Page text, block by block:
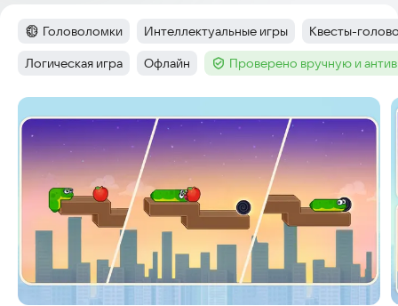
Категория:
Головоломки Тег:
Интеллектуальные игры Тег:
Квесты-
Тег :
Логическая игра Тег:
Офлайн Тег :Проверено вручную и
Скриншоты